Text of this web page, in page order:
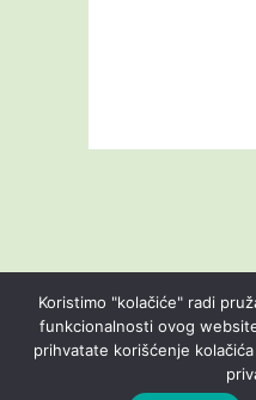
Livestream Blog
Uslovi korišćenja
Koristimo "kolačiće" radi
funkcionalnosti ovog
prihvatate korišćenje